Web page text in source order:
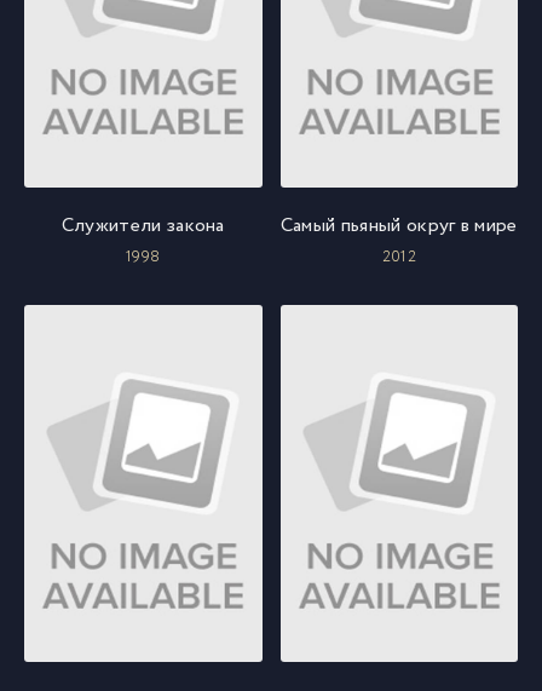
Служители закона
1998
Самый пьяный округ в мире
2012